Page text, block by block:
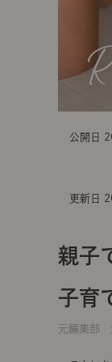
公開日
更新日
親子
子育
元編集部